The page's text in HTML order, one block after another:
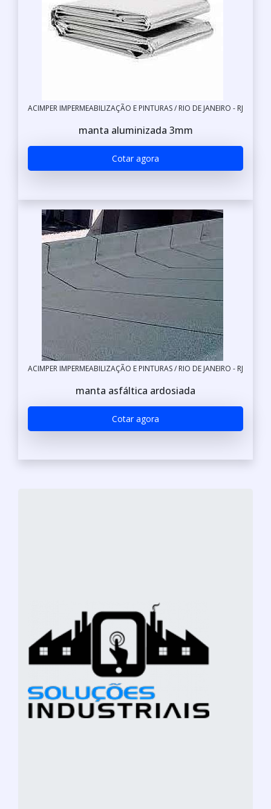
ACIMPER IMPERMEABILIZAÇÃO E PINTURAS / RIO DE JANEIRO - RJ
manta aluminizada 3mm
Cotar agora
ACIMPER IMPERMEABILIZAÇÃO E PINTURAS / RIO DE JANEIRO - RJ
manta asfáltica ardosiada
Cotar agora